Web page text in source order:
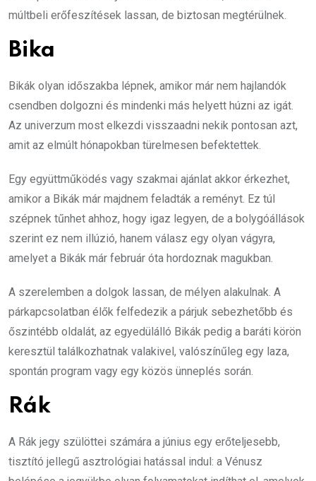
múltbeli erőfeszítések lassan, de biztosan megtérülnek.
Bika
Bikák olyan időszakba lépnek, amikor már nem hajlandók
csendben dolgozni és mindenki más helyett húzni az igát.
Az univerzum most elkezdi visszaadni nekik pontosan azt,
amit az elmúlt hónapokban türelmesen befektettek.
Egy együttműködés vagy szakmai ajánlat akkor érkezhet,
amikor a Bikák már majdnem feladták a reményt. Ez túl
szépnek tűnhet ahhoz, hogy igaz legyen, de a bolygóállások
szerint ez nem illúzió, hanem válasz egy olyan vágyra,
amelyet a Bikák már február óta hordoznak magukban.
A szerelemben a dolgok lassan, de mélyen alakulnak. A
párkapcsolatban élők felfedezik a párjuk sebezhetőbb és
őszintébb oldalát, az egyedülálló Bikák pedig a baráti körön
keresztül találkozhatnak valakivel, valószínűleg egy laza,
spontán program vagy egy közös ünneplés során.
Rák
A Rák jegy szülöttei számára a június egy erőteljesebb,
tisztító jellegű asztrológiai hatással indul: a Vénusz